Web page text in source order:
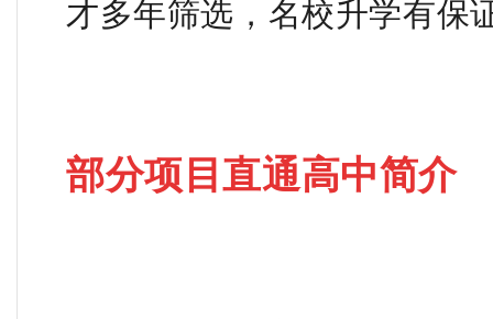
才多年筛选，名校升学有保
部分项目直通高中简介